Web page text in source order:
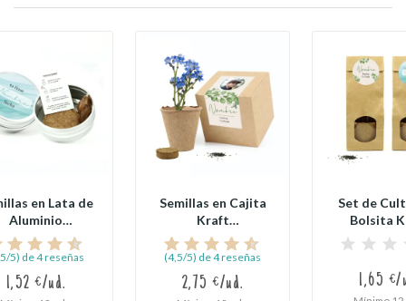
en Lata de
Aluminio
para...
5) de 4 reseñas
1,52 €/ud.
Semillas en Cajita
Kraft
Personalizada
para...
(4,5/5) de 4 reseñas
2,75 €/ud.
Set de
Bolsita
1,65 €/